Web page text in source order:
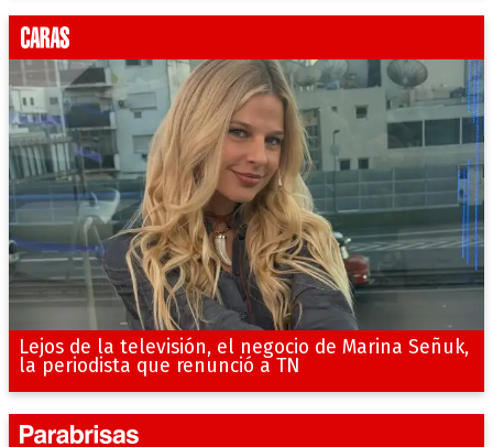
Lejos de la televisión, el negocio de Marina Señuk,
la periodista que renunció a TN